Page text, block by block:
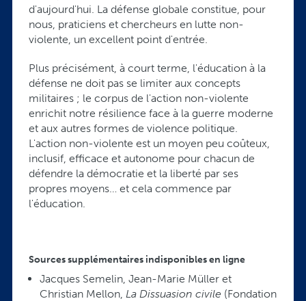
d'aujourd'hui. La défense globale constitue, pour
nous, praticiens et chercheurs en lutte non-
violente, un excellent point d'entrée.
Plus précisément, à court terme, l'éducation à la
défense ne doit pas se limiter aux concepts
militaires ; le corpus de l'action non-violente
enrichit notre résilience face à la guerre moderne
et aux autres formes de violence politique.
L'action non-violente est un moyen peu coûteux,
inclusif, efficace et autonome pour chacun de
défendre la démocratie et la liberté par ses
propres moyens… et cela commence par
l'éducation.
Sources supplémentaires indisponibles en ligne
Jacques Semelin, Jean-Marie Müller et
Christian Mellon, La Dissuasion civile (Fondation